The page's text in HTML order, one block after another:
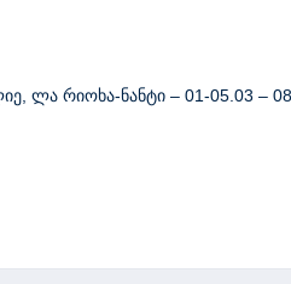
ლა რიოხა-ნანტი – 01-05.03 –